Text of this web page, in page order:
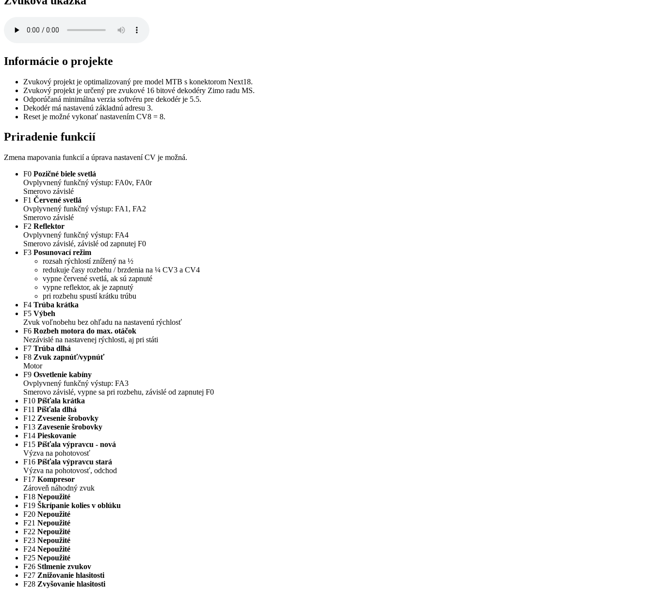
Informácie o projekte
Zvukový projekt je optimalizovaný pre model MTB s konektorom Next18.
Zvukový projekt je určený pre zvukové 16 bitové dekodéry Zimo radu MS.
Odporúčaná minimálna verzia softvéru pre dekodér je 5.5.
Dekodér má nastavenú základnú adresu 3.
Reset je možné vykonať nastavením CV8 = 8.
Priradenie funkcií
Zmena mapovania funkcií a úprava nastavení CV je možná.
F0 Pozičné biele svetlá
Ovplyvnený funkčný výstup: FA0v, FA0r
Smerovo závislé
F1 Červené svetlá
Ovplyvnený funkčný výstup: FA1, FA2
Smerovo závislé
F2 Reflektor
Ovplyvnený funkčný výstup: FA4
Smerovo závislé, závislé od zapnutej F0
F3 Posunovací režim
rozsah rýchlostí znížený na ½
redukuje časy rozbehu / brzdenia na ¼ CV3 a CV4
vypne červené svetlá, ak sú zapnuté
vypne reflektor, ak je zapnutý
pri rozbehu spustí krátku trúbu
F4 Trúba krátka
F5 Výbeh
Zvuk voľnobehu bez ohľadu na nastavenú rýchlosť
F6 Rozbeh motora do max. otáčok
Nezávislé na nastavenej rýchlosti, aj pri státi
F7 Trúba dlhá
F8 Zvuk zapnúť/vypnúť
Motor
F9 Osvetlenie kabíny
Ovplyvnený funkčný výstup: FA3
Smerovo závislé, vypne sa pri rozbehu, závislé od zapnutej F0
F10 Píšťala krátka
F11 Píšťala dlhá
F12 Zvesenie šrobovky
F13 Zavesenie šrobovky
F14 Pieskovanie
F15 Píšťala výpravcu - nová
Výzva na pohotovosť
F16 Píšťala výpravcu stará
Výzva na pohotovosť, odchod
F17 Kompresor
Zároveň náhodný zvuk
F18 Nepoužité
F19 Škrípanie kolies v oblúku
F20 Nepoužité
F21 Nepoužité
F22 Nepoužité
F23 Nepoužité
F24 Nepoužité
F25 Nepoužité
F26 Stlmenie zvukov
F27 Znižovanie hlasitosti
F28 Zvyšovanie hlasitosti